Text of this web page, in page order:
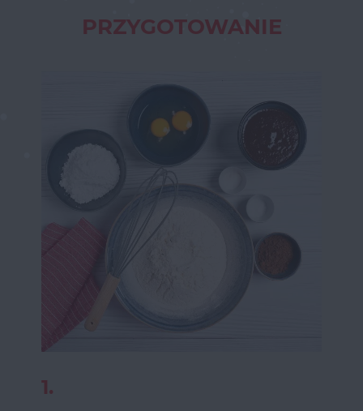
PRZYGOTOWANIE
1.